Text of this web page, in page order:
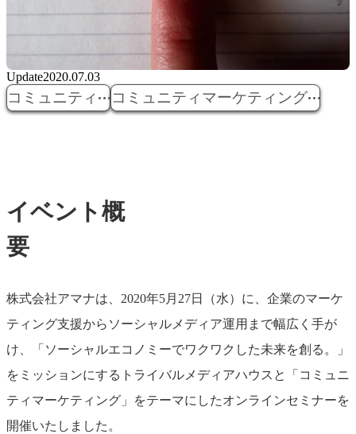
Update2020.07.03
コミュニティ コミュニティマーケティング
イベント概
要
株式会社アマナは、2020年5月27日（水）に、企業のマーケ
ティング支援からソーシャルメディア運用まで幅広く手が
け、「ソーシャルエコノミーでワクワクした未来を創る。」
をミッションにするトライバルメディアハウスと「コミュニ
ティマーケティング」をテーマにしたオンラインセミナーを
開催いたしました。